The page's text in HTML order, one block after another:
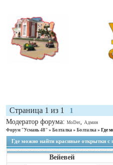
Страница 1 из 1
1
Модератор форума: MoDer, Админ
Форум "Усмань 48" » Болталка » Болталка » Где
Где можно найти красивые открытки с
Вейевей